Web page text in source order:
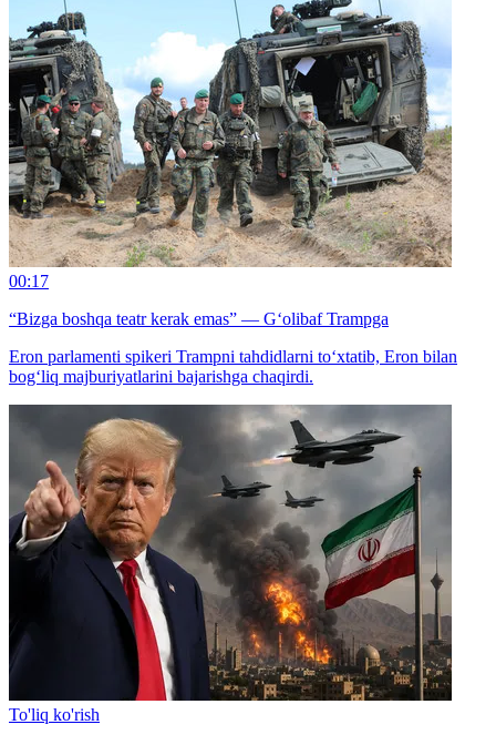
00:17
“Bizga boshqa teatr kerak emas” — G‘olibaf Trampga
Eron parlamenti spikeri Trampni tahdidlarni to‘xtatib, Eron bilan
bog‘liq majburiyatlarini bajarishga chaqirdi.
To'liq ko'rish